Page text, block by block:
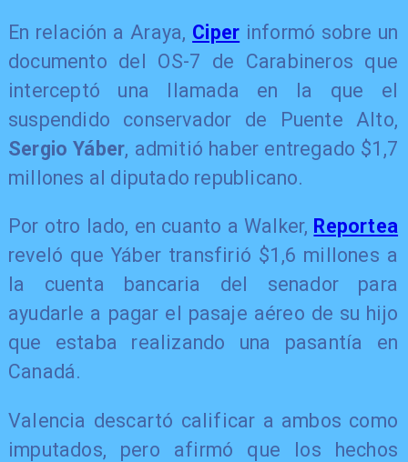
En relación a Araya, Ciper informó sobre un
documento del OS-7 de Carabineros que
interceptó una llamada en la que el
suspendido conservador de Puente Alto,
Sergio Yáber, admitió haber entregado $1,7
millones al diputado republicano.
Por otro lado, en cuanto a Walker, Reportea
reveló que Yáber transfirió $1,6 millones a
la cuenta bancaria del senador para
ayudarle a pagar el pasaje aéreo de su hijo
que estaba realizando una pasantía en
Canadá.
Valencia descartó calificar a ambos como
imputados, pero afirmó que los hechos